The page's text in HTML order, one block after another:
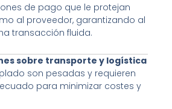
de pago que le protejan
al proveedor, garantizando al
transacción fluida.
sobre transporte y logística
son pesadas y requieren
para minimizar costes y